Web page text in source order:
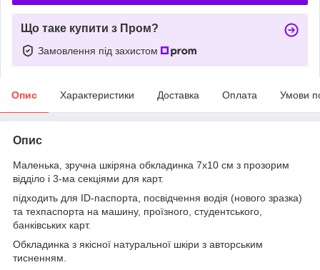
Що таке купити з Пром?
Замовлення під захистом
Опис Характеристики Доставка Оплата Умови
Опис
Маленька, зручна шкіряна обкладинка 7х10 см з прозорим
відділо і 3-ма секціями для карт.
підходить для ID-паспорта, посвідчення водія (нового зразка)
та техпаспорта на машину, проїзного, студентського,
банківських карт.
Обкладинка з якісної натуральної шкіри з авторським
тисненням.